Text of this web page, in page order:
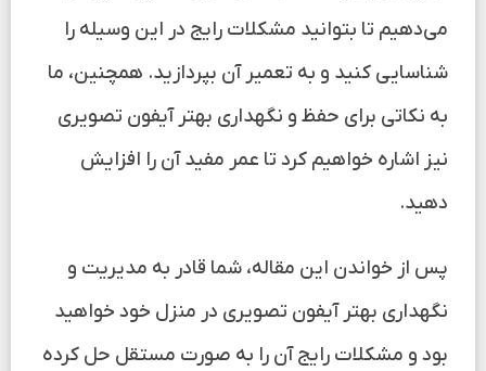
می‌دهیم تا بتوانید مشکلات رایج در این وسیله را
شناسایی کنید و به تعمیر آن بپردازید. همچنین، ما
به نکاتی برای حفظ و نگهداری بهتر آیفون تصویری
نیز اشاره خواهیم کرد تا عمر مفید آن را افزایش
دهید.
پس از خواندن این مقاله، شما قادر به مدیریت و
نگهداری بهتر آیفون تصویری در منزل خود خواهید
بود و مشکلات رایج آن را به صورت مستقل حل کرده